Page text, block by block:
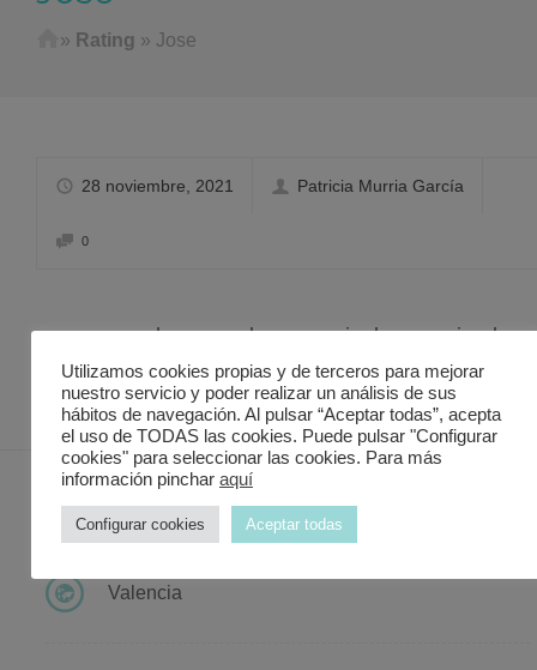
Home
» Rating » Jose
28 noviembre, 2021 Patricia Murria García
0
M uy buenos y buen precio, lo recomiendo
totalmente
Contacto Discover in Murcia
Valencia
Utilizamos cookies propias y de terceros para mejorar
nuestro servicio y poder realizar un análisis de sus
hábitos de navegación. Al pulsar “Aceptar todas”, acepta
el uso de TODAS las cookies. Puede pulsar "Configurar
cookies" para seleccionar las cookies. Para más
información pinchar aquí
Configurar cookies Aceptar todas